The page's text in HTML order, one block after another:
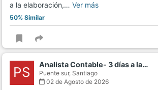
a la elaboración,… Ver más
50% Similar
PS Analista Contable- 3 días a la…
Puente sur, Santiago
02 de Agosto de 2026